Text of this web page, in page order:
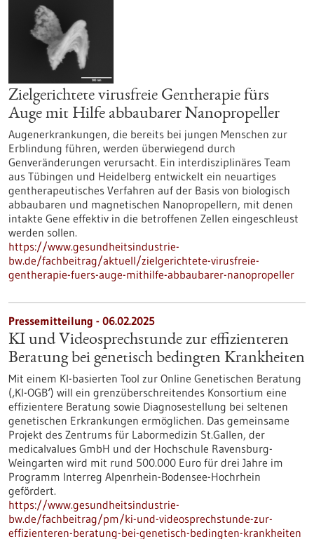
Zielgerichtete virusfreie Gentherapie fürs
Auge mit Hilfe abbaubarer Nanopropeller
Augenerkrankungen, die bereits bei jungen Menschen zur
Erblindung führen, werden überwiegend durch
Genveränderungen verursacht. Ein interdisziplinäres Team
aus Tübingen und Heidelberg entwickelt ein neuartiges
gentherapeutisches Verfahren auf der Basis von biologisch
abbaubaren und magnetischen Nanopropellern, mit denen
intakte Gene effektiv in die betroffenen Zellen eingeschleust
werden sollen.
https://www.gesundheitsindustrie-
bw.de/fachbeitrag/aktuell/zielgerichtete-virusfreie-
gentherapie-fuers-auge-mithilfe-abbaubarer-nanopropeller
Pressemitteilung - 06.02.2025
KI und Videosprechstunde zur effizienteren
Beratung bei genetisch bedingten Krankheiten
Mit einem KI-basierten Tool zur Online Genetischen Beratung
(‚KI-OGB‘) will ein grenzüberschreitendes Konsortium eine
effizientere Beratung sowie Diagnosestellung bei seltenen
genetischen Erkrankungen ermöglichen. Das gemeinsame
Projekt des Zentrums für Labormedizin St.Gallen, der
medicalvalues GmbH und der Hochschule Ravensburg-
Weingarten wird mit rund 500.000 Euro für drei Jahre im
Programm Interreg Alpenrhein-Bodensee-Hochrhein
gefördert.
https://www.gesundheitsindustrie-
bw.de/fachbeitrag/pm/ki-und-videosprechstunde-zur-
effizienteren-beratung-bei-genetisch-bedingten-krankheiten